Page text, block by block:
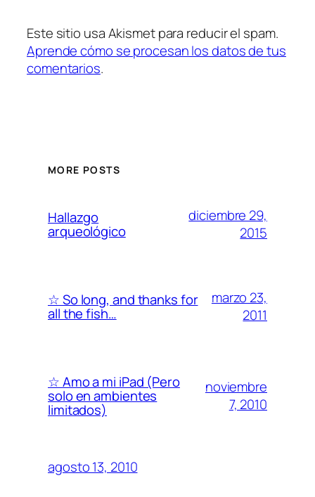
Este sitio usa Akismet para reducir el spam.
Aprende cómo se procesan los datos de tus
comentarios.
MORE POSTS
Hallazgo
arqueológico
diciembre 29,
2015
☆ So long, and thanks for
all the fish…
marzo 23,
2011
☆ Amo a mi iPad (Pero
solo en ambientes
limitados)
noviembre
7, 2010
agosto 13, 2010